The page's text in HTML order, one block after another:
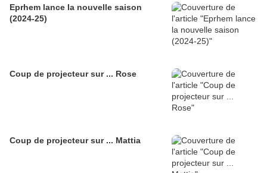
Eprhem lance la nouvelle saison
(2024-25)
Coup de projecteur sur ... Rose
Coup de projecteur sur ... Mattia